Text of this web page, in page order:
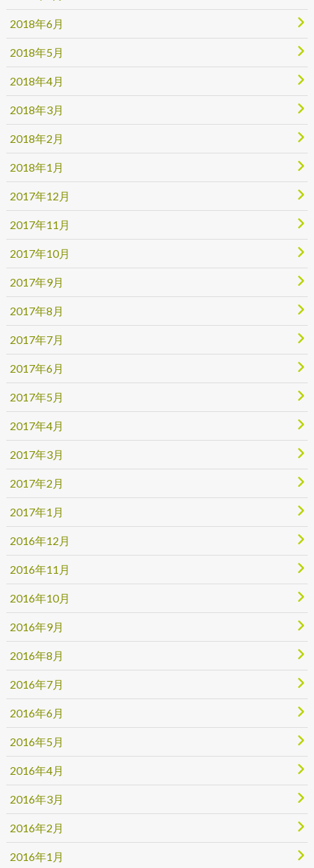
2018年6月
2018年5月
2018年4月
2018年3月
2018年2月
2018年1月
2017年12月
2017年11月
2017年10月
2017年9月
2017年8月
2017年7月
2017年6月
2017年5月
2017年4月
2017年3月
2017年2月
2017年1月
2016年12月
2016年11月
2016年10月
2016年9月
2016年8月
2016年7月
2016年6月
2016年5月
2016年4月
2016年3月
2016年2月
2016年1月